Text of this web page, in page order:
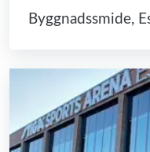
Byggnadssmide,